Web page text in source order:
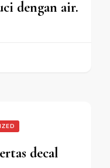
dengan air.
decal